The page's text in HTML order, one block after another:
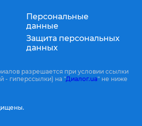
Персональные
данные
Защита персональных
данных
разрешается при условии ссылки
- гиперссылки) на "Диалог.ua" не ниже